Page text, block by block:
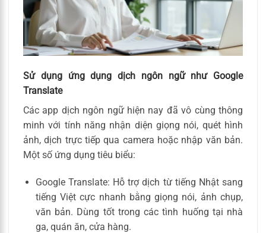
Sử dụng ứng dụng dịch ngôn ngữ như Google
Translate
Các app dịch ngôn ngữ hiện nay đã vô cùng thông
minh với tính năng nhận diện giọng nói, quét hình
ảnh, dịch trực tiếp qua camera hoặc nhập văn bản.
Một số ứng dụng tiêu biểu:
Google Translate: Hỗ trợ dịch từ tiếng Nhật sang
tiếng Việt cực nhanh bằng giọng nói, ảnh chụp,
văn bản. Dùng tốt trong các tình huống tại nhà
ga, quán ăn, cửa hàng.